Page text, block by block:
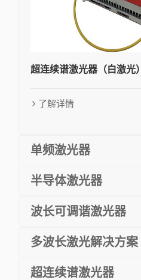
超连续谱激光器（白激光）
了解详情
单频激光器
半导体激光器
波长可调谐激光器
多波长激光解决方案
超连续谱激光器